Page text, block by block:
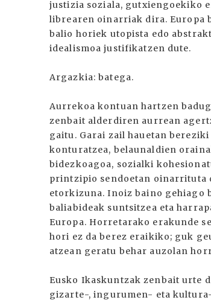
justizia soziala, gutxiengoekiko
librearen oinarriak dira. Europa
balio horiek utopista edo
idealismoa justifikatzen dute.
Argazkia: batega.
Aurrekoa kontuan hartzen
zenbait alderdiren aurrean
gaitu. Garai zail hauetan
konturatzea, belaunaldien
bidezkoagoa, sozialki
printzipio sendoetan oinarrituta
etorkizuna. Inoiz baino gehiago
baliabideak suntsitzea eta
Europa. Horretarako erakunde
hori ez da berez eraikiko; guk
atzean geratu behar auzolan
Eusko Ikaskuntzak zenbait urte
gizarte-, ingurumen- eta